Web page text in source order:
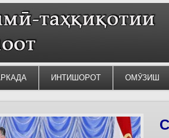
ИНТИШОРОТ ОМӮЗИШ